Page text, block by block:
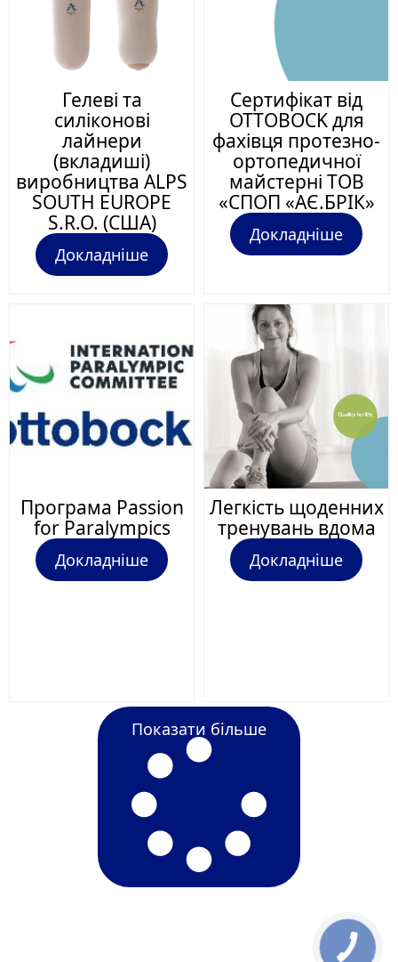
Гелеві та
силіконові
лайнери
(вкладиші)
виробництва ALPS
SOUTH EUROPE
S.R.O. (США)
Докладніше
Сертифікат від
ОТТОBOCK для
фахівця протезно-
ортопедичної
майстерні ТОВ
«СПОП «АЄ.БРІК»
Докладніше
Програма Passion
for Paralympics
Докладніше
Легкість щоденних
тренувань вдома
Докладніше
Показати більше